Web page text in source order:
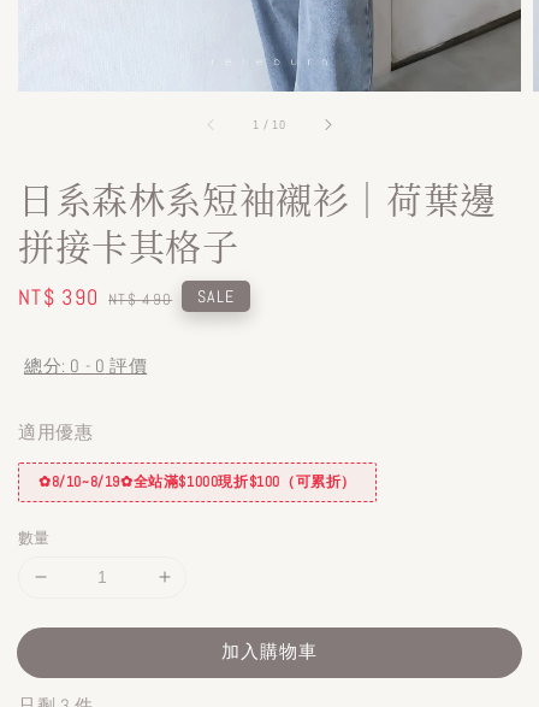
1 / 10
日系森林系短袖襯衫｜荷葉邊
拼接卡其格子
Sale
NT$ 390 Regular
NT$ 490 SALE
總分: 0 - 0 評價
適用優惠
✿8/10~8/19✿全站滿$1000現折$100（可累折）
數量
加入購物車